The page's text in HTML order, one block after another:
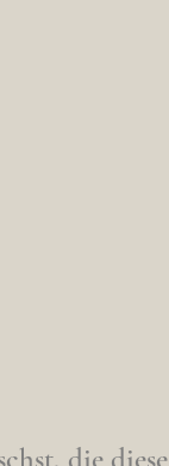
die diese